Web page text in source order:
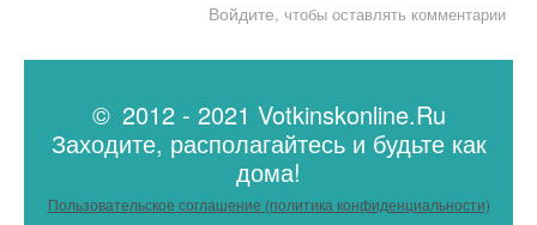
Войдите, чтобы оставлять комментарии
© 2012 - 2021 Votkinskonline.Ru
Заходите, располагайтесь и будьте как
дома!
Пользовательское соглашение (политика конфиденциальности)